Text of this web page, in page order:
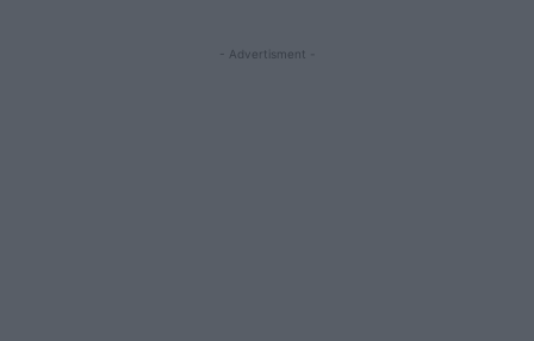
- Advertisment -